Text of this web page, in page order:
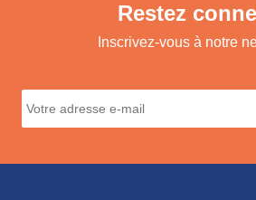
Restez
Inscrivez-vous à notre